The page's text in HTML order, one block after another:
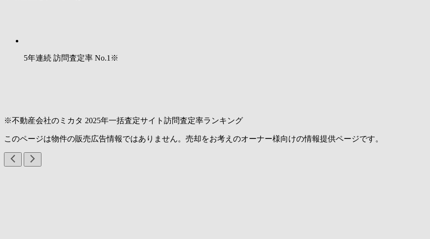
5年連続 訪問査定率 No.1 ※
※不動産会社のミカタ 2025年一括査定サイト訪問査定率ランキング
このページは物件の販売広告情報ではありません。売却をお考えのオーナー様向けの情報提供ページです。